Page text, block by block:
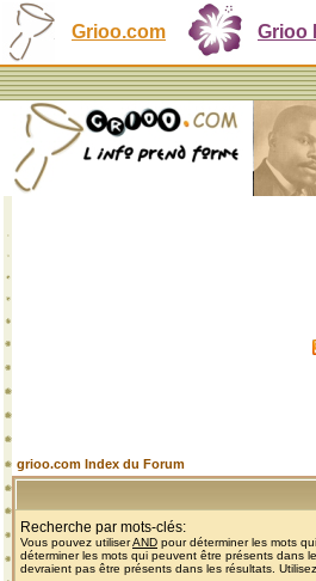
Grioo.com Grioo
grioo.com Index du Forum
Recherche par mots-clés:
Vous pouvez utiliserAND pour déterminer les mots
déterminer les mots qui peuvent être présents dans
devraient pas être présents dans les résultats.